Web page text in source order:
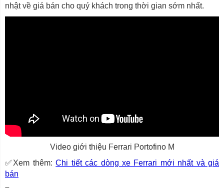
nhật về giá bán cho quý khách trong thời gian sớm nhất.
Video giới thiệu Ferrari Portofino M
✅Xem thêm:Chi tiết các dòng xe Ferrari mới nhất và giá
bán